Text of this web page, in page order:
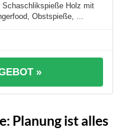
Holz mit
Obstspieße, ...
»
Planung ist alles